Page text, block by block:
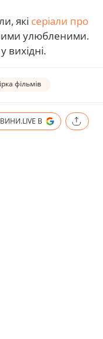
які серіали про
улюбленими.
вихідні.
фільмів
В